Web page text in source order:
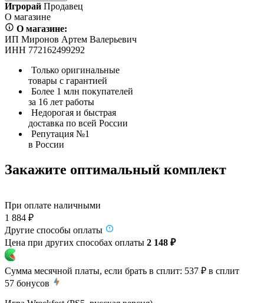
Игрорай Продавец
О магазине
О магазине:
ИП Миронов Артем Валерьевич
ИНН 772162499292
Только оригинальные
товары с гарантией
Более 1 млн покупателей
за 16 лет работы
Недорогая и быстрая
доставка по всей России
Репутация №1
в России
Закажите оптимальный комплект
При оплате наличными
1 884 ₽
Другие способы оплаты
Цена при других способах оплаты 2 148 ₽
Сумма месячной платы, если брать в сплит: 537 ₽ в сплит
57 бонусов